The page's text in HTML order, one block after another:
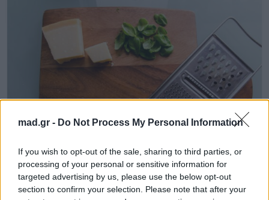
mad.gr - Do Not Process My Personal Information
If you wish to opt-out of the sale, sharing to third parties, or
processing of your personal or sensitive information for
targeted advertising by us, please use the below opt-out
section to confirm your selection. Please note that after your
Life